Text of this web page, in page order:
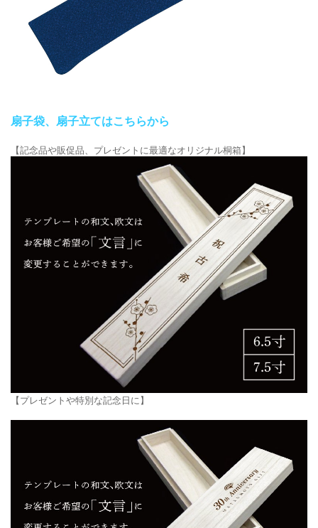
扇子袋、扇子立てはこちらから
【記念品や販促品、プレゼントに最適なオリジナル桐箱】
【プレゼントや特別な記念日に】